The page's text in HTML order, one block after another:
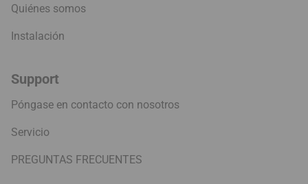
Quiénes somos
Instalación
Support
Póngase en contacto con nosotros
Servicio
PREGUNTAS FRECUENTES